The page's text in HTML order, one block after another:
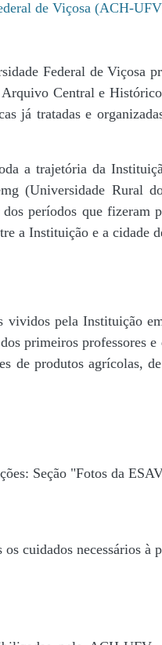
de Viçosa (ACH-
Federal de Viçosa
Arquivo Central e
já tratadas e
a trajetória da
(Universidade Rural
períodos que
a Instituição e a cidade
pela Instituição
primeiros professores
de produtos agrícolas,
Seção "Fotos da
os cuidados necessários